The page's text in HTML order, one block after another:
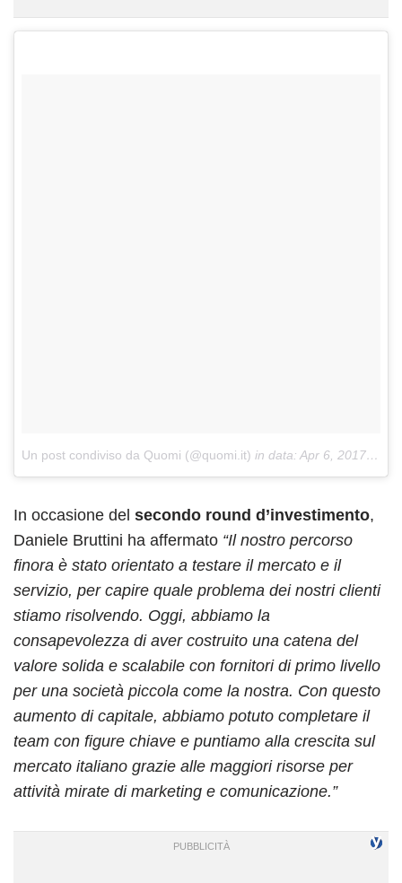
Un post condiviso da Quomi (@quomi.it) in data: Apr 6, 2017 at 6:34 PDT
In occasione del secondo round d’investimento,
Daniele Bruttini ha affermato “Il nostro percorso
finora è stato orientato a testare il mercato e il
servizio, per capire quale problema dei nostri clienti
stiamo risolvendo. Oggi, abbiamo la
consapevolezza di aver costruito una catena del
valore solida e scalabile con fornitori di primo livello
per una società piccola come la nostra. Con questo
aumento di capitale, abbiamo potuto completare il
team con figure chiave e puntiamo alla crescita sul
mercato italiano grazie alle maggiori risorse per
attività mirate di marketing e comunicazione.”